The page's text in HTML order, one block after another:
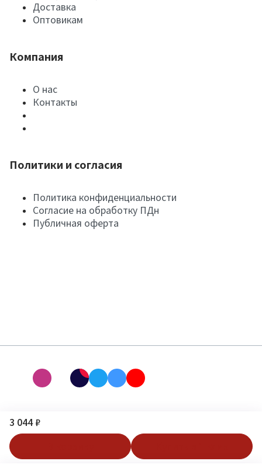
3 044 ₽
Доставка
Оптовикам
Компания
О нас
Контакты
Политики и согласия
Политика конфиденциальности
Согласие на обработку ПДн
Публичная оферта